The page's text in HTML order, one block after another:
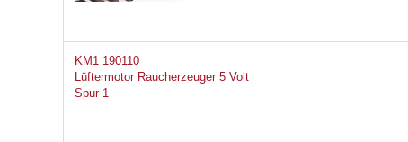
KM1 190110
Lüftermotor Raucherzeuger 5 Volt
Spur 1